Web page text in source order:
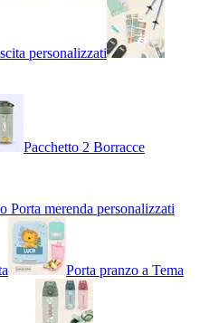
personalizzati
Pacchetto 2 Borracce
Porta merenda personalizzati
Porta pranzo a Tema